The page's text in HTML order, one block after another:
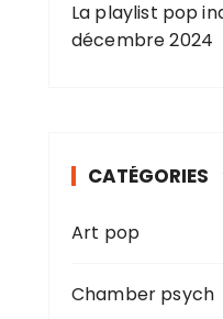
La playlist pop
décembre 2024
CATÉGORIES
Art pop
Chamber psych